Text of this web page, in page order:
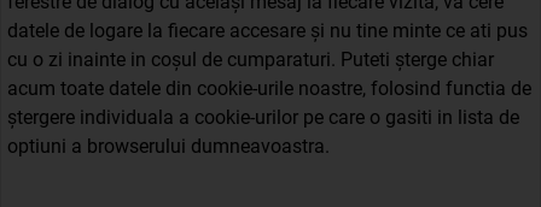
datele de logare la fiecare accesare și nu tine minte ce ati pus
cu o zi inainte in coșul de cumparaturi. Puteti șterge chiar
acum toate datele din cookie-urile noastre, folosind functia de
ștergere individuala a cookie-urilor pe care o gasiti in lista de
optiuni a browserului dumneavoastra.